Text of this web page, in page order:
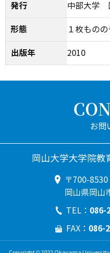
発行 中部大学
形態 １枚もの
出版年 2010
岡山大学大学院教
〒700-8530
岡山県岡山
TEL： 086-
FAX： 086-